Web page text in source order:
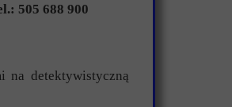
505 688 900
detektywistyczną